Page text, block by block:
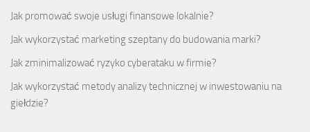
Jak promować swoje usługi finansowe lokalnie?
Jak wykorzystać marketing szeptany do budowania marki?
Jak zminimalizować ryzyko cyberataku w firmie?
Jak wykorzystać metody analizy technicznej w inwestowaniu na
giełdzie?